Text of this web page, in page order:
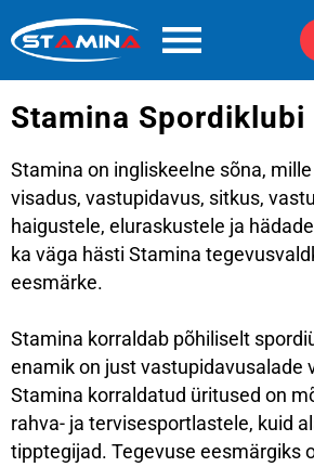
Stamina Spordiklubi
Stamina on ingliskeelne sõna,
visadus, vastupidavus, sitkus,
haigustele, eluraskustele ja
ka väga hästi Stamina
eesmärke.
Stamina korraldab põhiliselt
enamik on just vastupidavusalade
Stamina korraldatud üritused on
rahva- ja tervisesportlastele, kuid
tipptegijad. Tegevuse eesmärgiks